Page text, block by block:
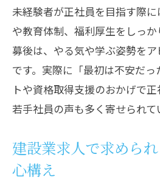
び方
正社員採用を重視し
建設業求人で将来性
コツ
資格取得支援が充実した
建設業求人で資格取
ット
未経験者が正社員を目指す際
や教育体制、福利厚生をしっ
募後は、やる気や学ぶ姿勢を
です。実際に「最初は不安だ
トや資格取得支援のおかげで
若手社員の声も多く寄せられて
建設業求人で求めら
心構え